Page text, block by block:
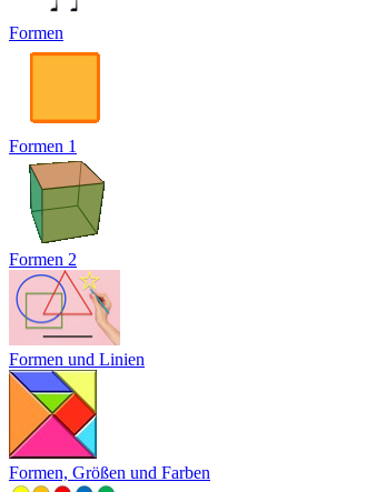
Formen
Formen 1
Formen 2
Formen und Linien
Formen, Größen und Farben